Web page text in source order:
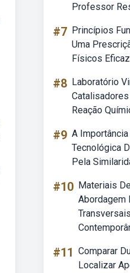
Professor
#7 Princípios
Uma
Físicos Eficaz
#8 Laboratório
Reação
#9 A
Tecnológica
Pela
#10 Materiais
Abordagem
Transversais
#11 Comparar
Localizar